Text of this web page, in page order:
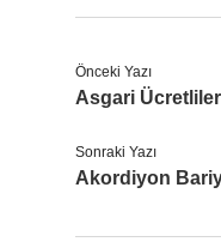
Önceki Yazı
Asgari
Sonraki Yazı
Akordiyon